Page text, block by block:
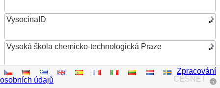
VysocinaID
Vysoká škola chemicko-technologická Praze
Vysoká škola ekonomická v Praze
CESNET
Zpracování
osobních údajů